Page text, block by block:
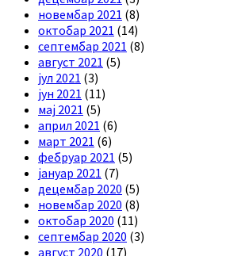
новембар 2021 (8)
октобар 2021 (14)
септембар 2021 (8)
август 2021 (5)
јул 2021 (3)
јун 2021 (11)
мај 2021 (5)
април 2021 (6)
март 2021 (6)
фебруар 2021 (5)
јануар 2021 (7)
децембар 2020 (5)
новембар 2020 (8)
октобар 2020 (11)
септембар 2020 (3)
август 2020 (17)